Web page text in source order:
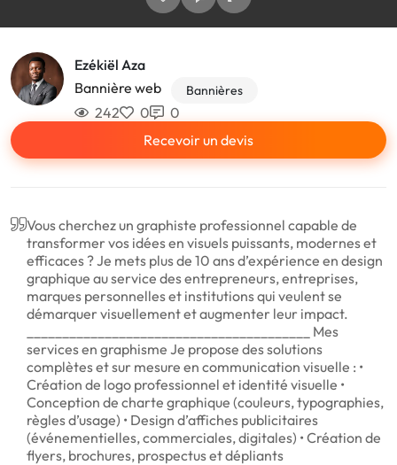
Ezékiël Aza
Bannière web
Bannières
242 0
0
Recevoir un devis
Vous cherchez un graphiste professionnel capable de
transformer vos idées en visuels puissants, modernes et
efficaces ? Je mets plus de 10 ans d’expérience en design
graphique au service des entrepreneurs, entreprises,
marques personnelles et institutions qui veulent se
démarquer visuellement et augmenter leur impact.
________________________________________ Mes
services en graphisme Je propose des solutions
complètes et sur mesure en communication visuelle : •
Création de logo professionnel et identité visuelle •
Conception de charte graphique (couleurs, typographies,
règles d’usage) • Design d’affiches publicitaires
(événementielles, commerciales, digitales) • Création de
flyers, brochures, prospectus et dépliants